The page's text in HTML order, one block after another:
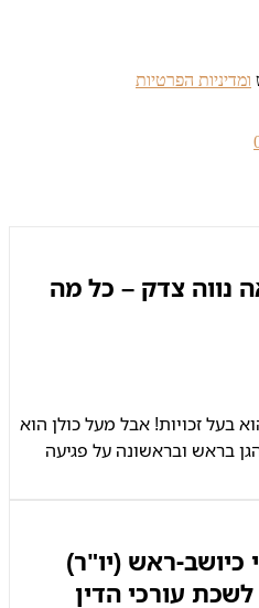
ומדיניות הפרטיות
נווה צדק – כל מה
בעל זכויות! אבל מעל כולן הוא
בראש ובראשונה על פגיעה
קשר
כיושב-ראש (יו"ר)
עורכי הדין